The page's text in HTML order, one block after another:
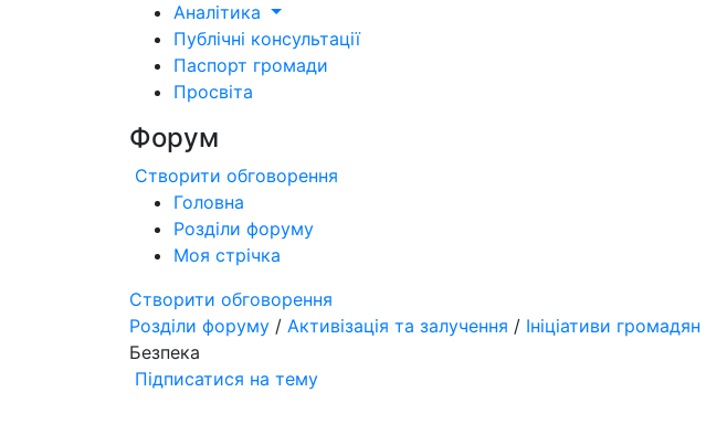
Аналітика
Публічні консультації
Паспорт громади
Просвіта
Форум
Створити обговорення
Головна
Розділи форуму
Моя стрічка
Створити обговорення
Розділи форуму / Активізація та залучення / Ініціативи громадян
Безпека
Підписатися на тему